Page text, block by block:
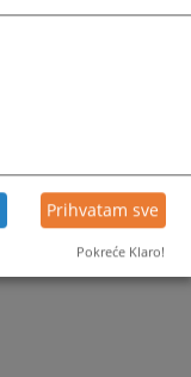
Prihvatam sve
Pokreće Klaro!